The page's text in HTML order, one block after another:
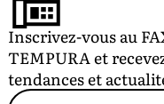
Inscrivez-vous au
TEMPURA et
tendances et